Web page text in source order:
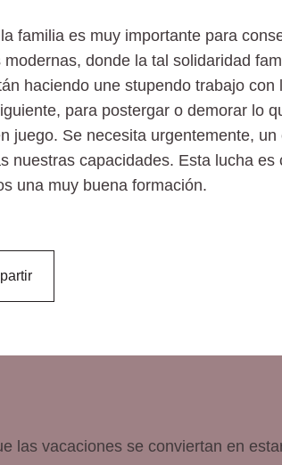
familia es muy importante para
donde la tal solidaridad
haciendo une stupendo trabajo con
para postergar o demorar lo
juego. Se necesita urgentemente,
nuestras capacidades. Esta lucha
una muy buena formación.